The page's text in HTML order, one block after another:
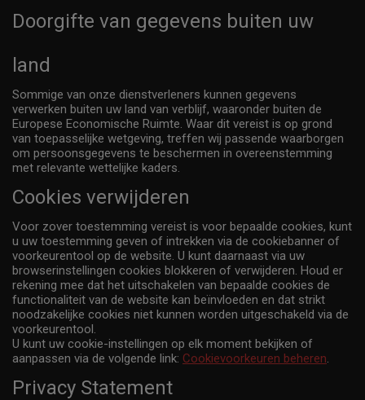
Doorgifte van gegevens buiten uw
land
Sommige van onze dienstverleners kunnen gegevens
verwerken buiten uw land van verblijf, waaronder buiten de
Europese Economische Ruimte. Waar dit vereist is op grond
van toepasselijke wetgeving, treffen wij passende waarborgen
om persoonsgegevens te beschermen in overeenstemming
met relevante wettelijke kaders.
Cookies verwijderen
Voor zover toestemming vereist is voor bepaalde cookies, kunt
u uw toestemming geven of intrekken via de cookiebanner of
voorkeurentool op de website. U kunt daarnaast via uw
browserinstellingen cookies blokkeren of verwijderen. Houd er
rekening mee dat het uitschakelen van bepaalde cookies de
functionaliteit van de website kan beïnvloeden en dat strikt
noodzakelijke cookies niet kunnen worden uitgeschakeld via de
voorkeurentool.
U kunt uw cookie-instellingen op elk moment bekijken of
aanpassen via de volgende link: Cookievoorkeuren beheren.
Privacy Statement